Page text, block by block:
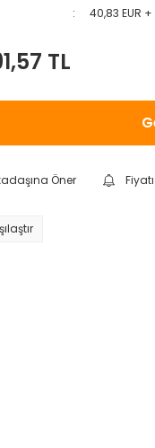
40,83 EUR +
TL
Öner